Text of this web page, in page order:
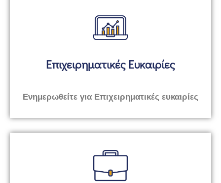
Επιχειρηματικές Ευκαιρίες
Ενημερωθείτε για Επιχειρηματικές ευκαιρίες